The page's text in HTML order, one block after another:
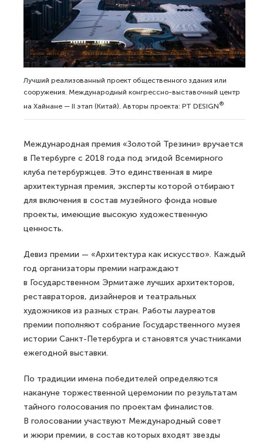
Лучший реализованный проект общественного здания или
сооружения. Международный конгрессно-выставочный центр
на Хайнане — II этап (Китай). Авторы проекта: PT DESIGN®
Международная премия «Золотой Трезини» вручается
в Петербурге с 2018 года под эгидой Всемирного
клуба петербуржцев. Это единственная в мире
архитектурная премия, эксперты которой отбирают
для включения в состав музейного фонда новые
проекты, имеющие высокую художественную
ценность.
Девиз премии — «Архитектура как искусство». Каждый
год организаторы премии награждают
в Государственном Эрмитаже лучших архитекторов,
реставраторов, дизайнеров и театральных
художников из разных стран. Работы лауреатов
премии пополняют собрание Государственного музея
истории Санкт-Петербурга и становятся участниками
ежегодной выставки.
По традиции имена победителей определяются
накануне торжественной церемонии по результатам
тайного голосования по проектам финалистов.
В голосовании участвуют Международный совет
и жюри премии, в состав которых входят звезды